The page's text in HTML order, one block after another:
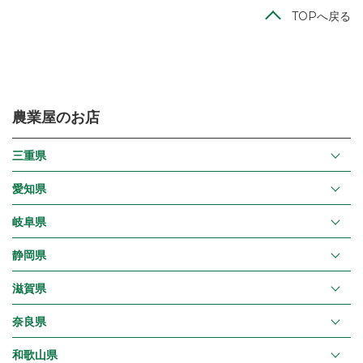
TOPへ戻る
農業屋のお店
三重県
愛知県
岐阜県
静岡県
滋賀県
奈良県
和歌山県